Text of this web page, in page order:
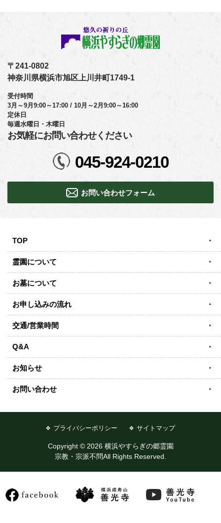
〒241-0802
神奈川県横浜市旭区上川井町1749-1
受付時間
3月～9月9:00～17:00 / 10月～2月9:00～16:00
定休日
毎週水曜日・木曜日
お気軽にお問い合わせください
045-924-0210
お問い合わせフォーム
TOP
霊園について
お墓について
お申し込みの流れ
交通/営業時間
Q&A
お知らせ
お問い合わせ
プライバシーポリシー サイトマップ
Copyright © 2026 横浜やすらぎの郷霊園
宗教・宗派不問All Rights Reserved.